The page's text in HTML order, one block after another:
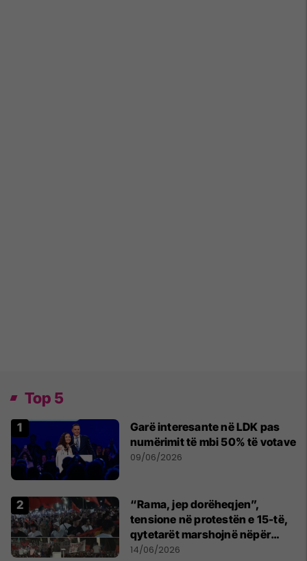
Top 5
Garë interesante në LDK pas
numërimit të mbi 50% të votave
09/06/2026
“Rama, jep dorëheqjen”,
tensione në protestën e 15-të,
qytetarët marshojnë nëpër
kryeqytet
14/06/2026